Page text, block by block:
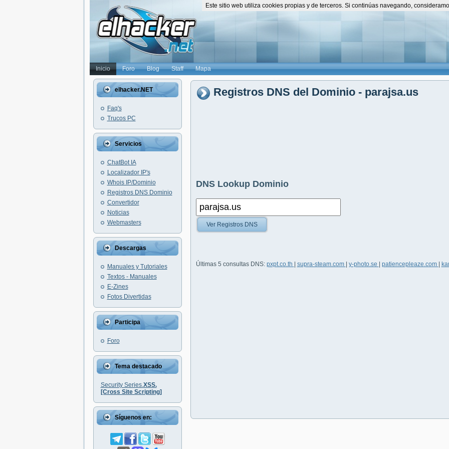
Inicio Foro Blog Staff Mapa
elhacker.NET
Faq's
Trucos PC
Servicios
ChatBot IA
Localizador IP's
Whois IP/Dominio
Registros DNS Dominio
Convertidor
Noticias
Webmasters
Descargas
Manuales y Tutoriales
Textos - Manuales
E-Zines
Fotos Divertidas
Participa
Foro
Tema destacado
Security Series.XSS.
[Cross Site Scripting]
Síguenos en:
Registros DNS del Dominio - parajsa.us
DNS Lookup Dominio
Ver Registros DNS
Últimas 5 consultas DNS: pxpt.co.th supra-steam.com y-photo.se patiencepleaze.com
Este sitio web utiliza cookies propias y de terceros. Si continúas navegando,